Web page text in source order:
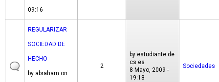
09:16
REGULARIZAR
SOCIEDAD DE
HECHO
by abraham on
2
by estudiante de
cs es
8 Mayo, 2009 -
19:18
Sociedades